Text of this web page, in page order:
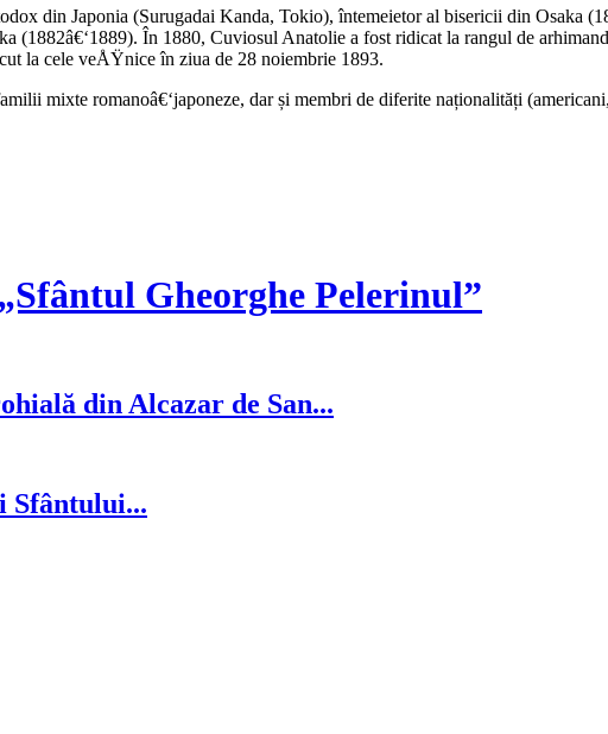
din Japonia (Surugadai Kanda, Tokio), întemeietor al bisericii din Osaka
În 1880, Cuviosul Anatolie a fost ridicat la rangul de
la cele veÅŸnice în ziua de 28 noiembrie 1893.
mixte romanoâ€‘japoneze, dar și membri de diferite naționalități
Gheorghe Pelerinul”
din Alcazar de San...
Sfântului...